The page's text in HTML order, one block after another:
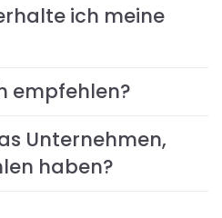
ich meine
empfehlen?
Unternehmen,
haben?